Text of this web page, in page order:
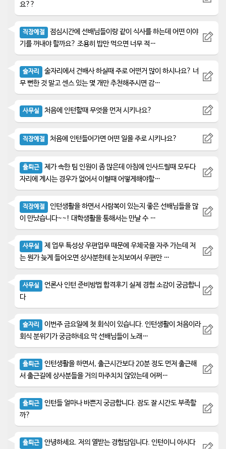
요??
직장예절
점심시간에 선배님들이랑 같이 식사를 하는데 어떤 이야
기를 꺼내야 할까요? 조용히 밥만 먹으면 너무 적…
술자리
술자리에서 건배사 하실때 주로 어떤거 많이 하시나요? 너
무 뻔한 것 말고 센스 있는 몇 개만 추천해주시면 감…
사무실 처음에 인턴할때 무엇을 먼저 시키나요?
직장예절 처음에 인턴들어가면 어떤 일을 주로 시키나요?
출퇴근
제가 속한 팀 인원이 좀 많은데 아침에 인사드릴때 모두다
자리에 계시는 경우가 없어서 이럴때 어떻게해야할…
직장예절
인턴생활을 하면서 사람복이 있는지 좋은 선배님들을 많
이 만났습니다~~! 대학생활을 통해서는 만날 수 …
사무실
제 업무 특성상 우편업무 때문에 우체국을 자주 가는데 저
는 뭔가 늦게 들어오면 상사분한테 눈치보여서 우편만 …
사무실
언론사 인턴 준비방법 합격후기 실제 경험 소감이 궁금합니
다
술자리
이번주 금요일에 첫 회식이 있습니다. 인턴생활이 처음이라
회식 분위기가 궁금하네요 막 선배님들이 노래…
출퇴근
인턴생활을 하면서, 출근시간보다 20분 정도 먼저 출근해
서 출근길에 상사분들을 거의 마주치치 않았는데 어쩌…
출퇴근
인턴들 얼마나 바쁜지 궁금합니다. 잠도 잘 시간도 부족할
까?
출퇴근
안녕하세요. 저의 열받는 경험담임니다. 인턴이니 아시다